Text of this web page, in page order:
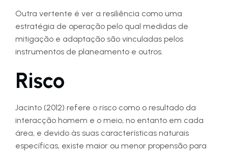
Outra vertente é ver a resiliência como uma
estratégia de operação pelo qual medidas de
mitigação e adaptação são vinculadas pelos
instrumentos de planeamento e outros.
Risco
Jacinto (2012) refere o risco como o resultado da
interacção homem e o meio, no entanto em cada
área, e devido às suas características naturais
específicas, existe maior ou menor propensão para